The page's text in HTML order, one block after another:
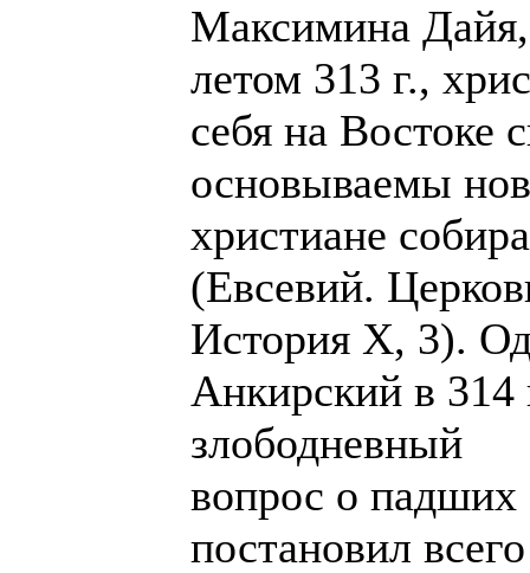
Максимина Дайя,
летом 313 г.,
себя на Востоке
основываемы
христиане
(Евсевий.
История X, 3).
Анкирский в
злободневный
вопрос о
постановил